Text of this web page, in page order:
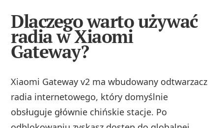
Dlaczego warto używać
radia w Xiaomi
Gateway?
Xiaomi Gateway v2 ma wbudowany odtwarzacz
radia internetowego, który domyślnie
obsługuje głównie chińskie stacje. Po